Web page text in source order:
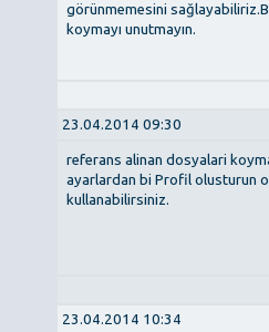
görünmemesini
koymayı unutmayın.
23.04.2014 09:30
referans alinan dosyalari
ayarlardan bi Profil olusturun
kullanabilirsiniz.
23.04.2014 10:34